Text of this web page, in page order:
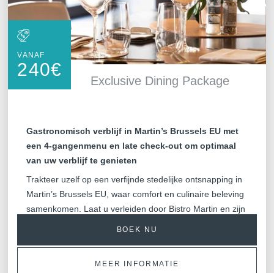
Exclusive Dining Package
VANAF
240€
Gastronomisch verblijf in Martin’s Brussels EU met
een 4-gangenmenu en late check-out om optimaal
van uw verblijf te genieten
Trakteer uzelf op een verfijnde stedelijke ontsnapping in
Martin’s Brussels EU, waar comfort en culinaire beleving
samenkomen. Laat u verleiden door Bistro Martin en zijn
BOEK NU
MEER INFORMATIE